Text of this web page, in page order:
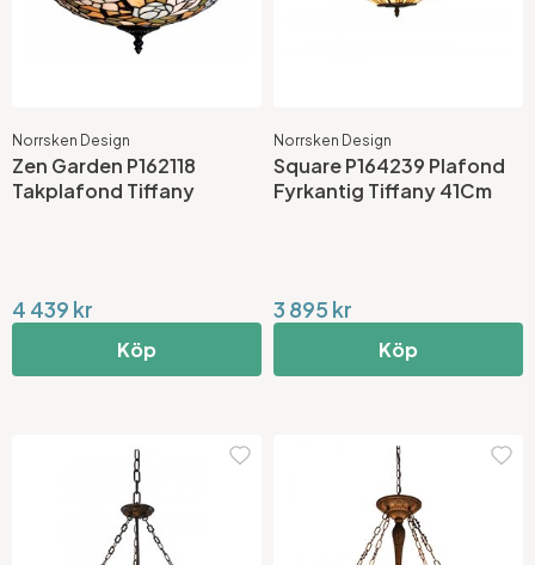
Norrsken Design
Zen Garden P162118
Takplafond Tiffany
4 439 kr
Köp
Norrsken Design
Square P164239 Plafond
Fyrkantig Tiffany 41Cm
3 895 kr
Köp